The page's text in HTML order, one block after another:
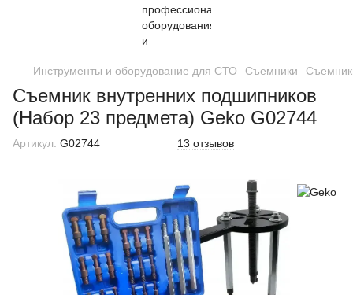
Инструменты и оборудование для СТО Съемники
Съемник внутренних подшипников
(Набор 23 предмета) Geko G02744
Артикул: G02744 13 отзывов